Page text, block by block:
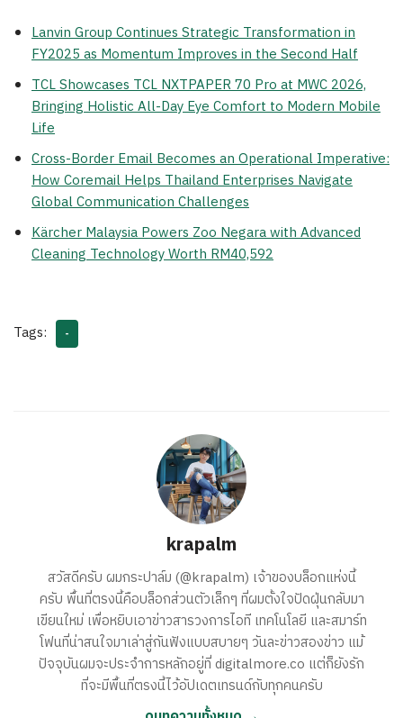
Lanvin Group Continues Strategic Transformation in
FY2025 as Momentum Improves in the Second Half
TCL Showcases TCL NXTPAPER 70 Pro at MWC 2026,
Bringing Holistic All-Day Eye Comfort to Modern Mobile
Life
Cross-Border Email Becomes an Operational Imperative:
How Coremail Helps Thailand Enterprises Navigate
Global Communication Challenges
Kärcher Malaysia Powers Zoo Negara with Advanced
Cleaning Technology Worth RM40,592
Tags: -
krapalm
สวัสดีครับ ผมกระปาล์ม (@krapalm) เจ้าของบล็อกแห่งนี้
ครับ พื้นที่ตรงนี้คือบล็อกส่วนตัวเล็กๆ ที่ผมตั้งใจปัดฝุ่นกลับมา
เขียนใหม่ เพื่อหยิบเอาข่าวสารวงการไอที เทคโนโลยี และสมาร์ท
โฟนที่น่าสนใจมาเล่าสู่กันฟังแบบสบายๆ วันละข่าวสองข่าว แม้
ปัจจุบันผมจะประจำการหลักอยู่ที่ digitalmore.co แต่ก็ยังรัก
ที่จะมีพื้นที่ตรงนี้ไว้อัปเดตเทรนด์กับทุกคนครับ